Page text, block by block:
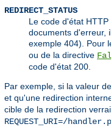
REDIRECT_STATUS
Le code d'état
documents d'erreur,
exemple 404). Pour
ou de la directive
code d'état 200.
Par exemple, si la valeur de
et qu'une redirection
cible de la redirection
REQUEST_URI=/